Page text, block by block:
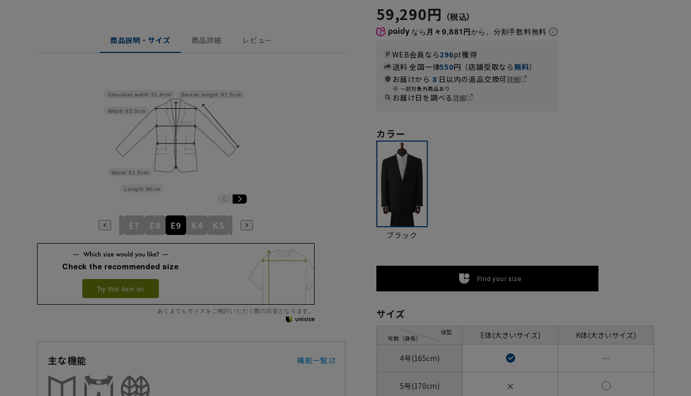
商品説明・サイズ 商品詳細 レビュー
Sleeve length 67.5cm
Length 80cm
Waist 61.5cm
Width 65.3cm
Shoulder width 51.9cm
E6 E7 E8 E9 K4 K5 K6
Check the recommended size
Try this item on
あくまでもサイズをご検討いただく際の目安となります。
主な機能 機能一覧
59,290円
なら 月々9,881円から。分割手数料無料
WEB会員なら296pt獲得
送料 全国一律550円（店舗受取なら無料）
お届けから 8 日以内の返品交換可詳細
一部対象外商品あり
お届け日を調べる詳細
カラー
ブラック
Find your size
サイズ
号数（身長）
体型 E体(大きいサイズ) K体(大きいサイズ)
4号(165cm) ―
5号(170cm) ✕